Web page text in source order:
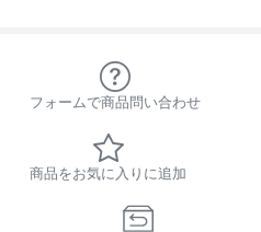
フォームで商品問い合わせ
商品をお気に入りに追加